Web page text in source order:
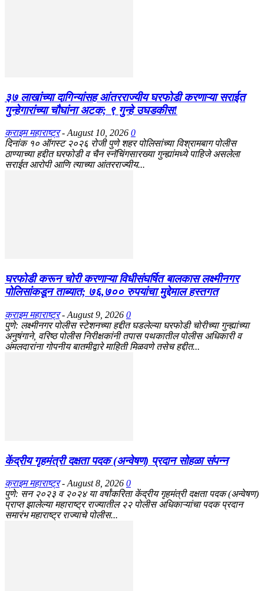
३७ लाखांच्या दागिन्यांसह आंतरराज्यीय घरफोडी करणाऱ्या सराईत
गुन्हेगारांच्या चौघांना अटक; ९ गुन्हे उघडकीस!
क्राइम महाराष्ट्र - August 10, 2026 0
दिनांक १० ऑगस्ट २०२६ रोजी पुणे शहर पोलिसांच्या विश्रामबाग पोलीस
ठाण्याच्या हद्दीत घरफोडी व चैन स्नॅचिंगसारख्या गुन्ह्यांमध्ये पाहिजे असलेला
सराईत आरोपी आणि त्याच्या आंतरराज्यीय...
घरफोडी करून चोरी करणाऱ्या विधीसंघर्षित बालकास लक्ष्मीनगर
पोलिसांकडून ताब्यात; ७६,७०० रुपयांचा मुद्देमाल हस्तगत
क्राइम महाराष्ट्र - August 9, 2026 0
पुणे: लक्ष्मीनगर पोलीस स्टेशनच्या हद्दीत घडलेल्या घरफोडी चोरीच्या गुन्ह्यांच्या
अनुषंगाने, वरिष्ठ पोलीस निरीक्षकांनी तपास पथकातील पोलीस अधिकारी व
अंमलदारांना गोपनीय बातमीद्वारे माहिती मिळवणे तसेच हद्दीत...
केंद्रीय गृहमंत्री दक्षता पदक (अन्वेषण) प्रदान सोहळा संपन्न
क्राइम महाराष्ट्र - August 8, 2026 0
​पुणे: सन २०२३ व २०२४ या वर्षांकरिता केंद्रीय गृहमंत्री दक्षता पदक (अन्वेषण)
प्राप्त झालेल्या महाराष्ट्र राज्यातील २२ पोलीस अधिकाऱ्यांचा पदक प्रदान
समारंभ महाराष्ट्र राज्याचे पोलीस...